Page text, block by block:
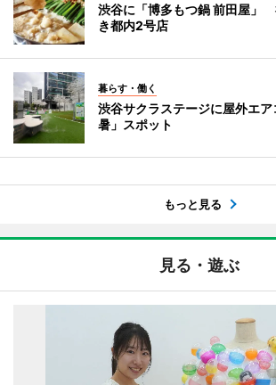
渋谷に「博多もつ鍋 前田屋」
き都内2号店
暮らす・働く
渋谷サクラステージに屋外エ
暑」スポット
もっと見る
見る・遊ぶ